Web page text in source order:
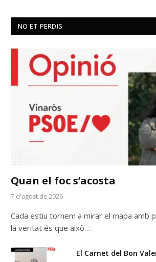
NO ET PERDIS
Quan el foc s’acosta
7 d'agost de 2026
Cada estiu tornem a mirar el mapa amb
la veritat és que això…
El Carnet del Bon